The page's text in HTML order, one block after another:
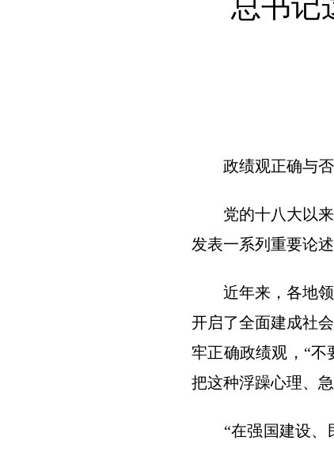
政绩观正确与否
党的十八大以来
发表一系列重要论
近年来，各地领
开启了全面建成社
牢正确政绩观，“
把这种浮躁心理、
“在强国建设、民